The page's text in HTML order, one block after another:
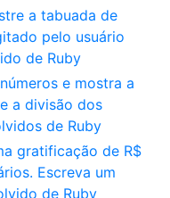
a tabuada de
pelo usuário
de Ruby
e mostra a
a divisão dos
de Ruby
gratificação de R$
Escreva um
de Ruby